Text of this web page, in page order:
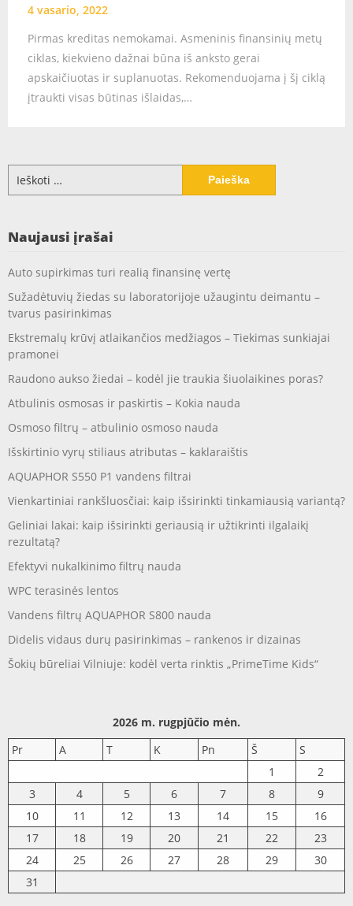
4 vasario, 2022
Pirmas kreditas nemokamai. Asmeninis finansinių metų
ciklas, kiekvieno dažnai būna iš anksto gerai
apskaičiuotas ir suplanuotas. Rekomenduojama į šį ciklą
įtraukti visas būtinas išlaidas,…
Ieškoti:
Naujausi įrašai
Auto supirkimas turi realią finansinę vertę
Sužadėtuvių žiedas su laboratorijoje užaugintu deimantu –
tvarus pasirinkimas
Ekstremalų krūvį atlaikančios medžiagos – Tiekimas sunkiajai
pramonei
Raudono aukso žiedai – kodėl jie traukia šiuolaikines poras?
Atbulinis osmosas ir paskirtis – Kokia nauda
Osmoso filtrų – atbulinio osmoso nauda
Išskirtinio vyrų stiliaus atributas – kaklaraištis
AQUAPHOR S550 P1 vandens filtrai
Vienkartiniai rankšluosčiai: kaip išsirinkti tinkamiausią variantą?
Geliniai lakai: kaip išsirinkti geriausią ir užtikrinti ilgalaikį
rezultatą?
Efektyvi nukalkinimo filtrų nauda
WPC terasinės lentos
Vandens filtrų AQUAPHOR S800 nauda
Didelis vidaus durų pasirinkimas – rankenos ir dizainas
Šokių būreliai Vilniuje: kodėl verta rinktis „PrimeTime Kids“
2026 m. rugpjūčio mėn.
Pr
A T K Pn Š
S
1
2
3
4 5 6 7 8
9
10
11 12 13 14 15
16
17
18 19 20 21 22
23
24
25 26 27 28 29
30
31